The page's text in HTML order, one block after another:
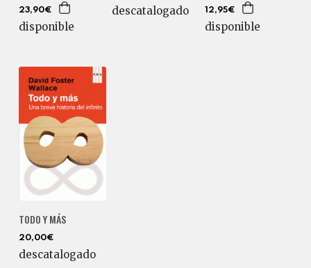
23,90€
disponible
descatalogado 12,95€
disponible
TODO Y MÁS
20,00€
descatalogado